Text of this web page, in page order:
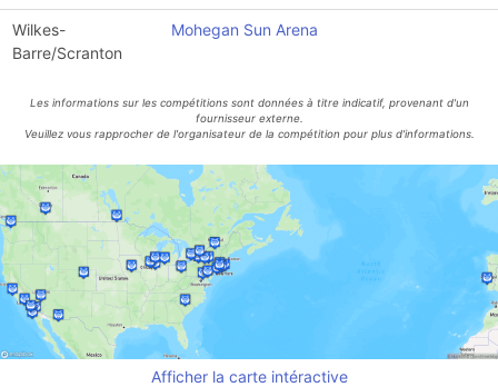
Wilkes-
Barre/Scranton
Mohegan Sun Arena
Les informations sur les compétitions sont données à titre indicatif, provenant d'un
fournisseur externe.
Veuillez vous rapprocher de l'organisateur de la compétition pour plus d'informations.
Afficher la carte intéractive